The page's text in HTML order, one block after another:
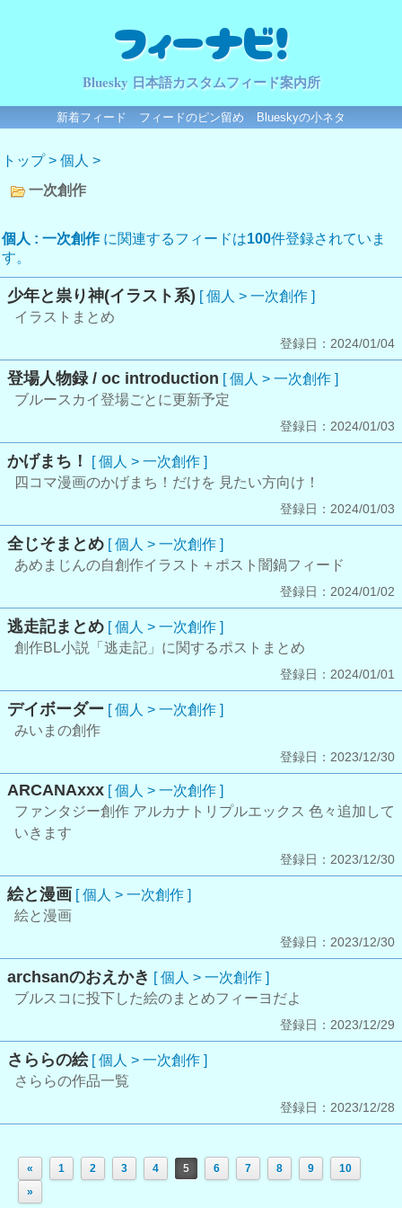
フィーナビ！
Bluesky 日本語カスタムフィード案内所
新着フィード フィードのピン留め Blueskyの小ネタ
トップ> 個人 >
一次創作
個人 : 一次創作 に関連するフィードは100件登録されていま
す。
少年と祟り神(イラスト系) [ 個人 > 一次創作 ]
イラストまとめ
登録日：2024/01/04
登場人物録 / oc introduction [ 個人 > 一次創作 ]
ブルースカイ登場ごとに更新予定
登録日：2024/01/03
かげまち！
[ 個人 > 一次創作 ]
四コマ漫画のかげまち！だけを 見たい方向け！
登録日：2024/01/03
全じそまとめ [ 個人 > 一次創作 ]
あめまじんの自創作イラスト＋ポスト闇鍋フィード
登録日：2024/01/02
逃走記まとめ [ 個人 > 一次創作 ]
創作BL小説「逃走記」に関するポストまとめ
登録日：2024/01/01
デイボーダー [ 個人 > 一次創作 ]
みいまの創作
登録日：2023/12/30
ARCANAxxx [ 個人 > 一次創作 ]
ファンタジー創作 アルカナトリプルエックス 色々追加して
いきます
登録日：2023/12/30
絵と漫画 [ 個人 > 一次創作 ]
絵と漫画
登録日：2023/12/30
archsanのおえかき [ 個人 > 一次創作 ]
ブルスコに投下した絵のまとめフィーヨだよ
登録日：2023/12/29
さららの絵[ 個人 > 一次創作 ]
さららの作品一覧
登録日：2023/12/28
« 1 2 3 4 5 6 7 8 9
10
»